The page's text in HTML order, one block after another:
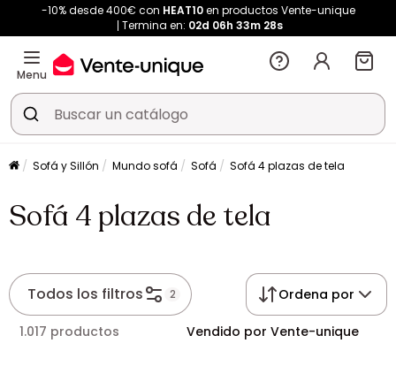
-10% desde 400€ con HEAT10en productos Vente-unique
Termina en: 02d 06h 33m 27s
Menu
Sofá y Sillón Mundo sofá Sofá Sofá 4 plazas de tela
Sofá 4 plazas de tela
Todos los filtros 2 Ordena por
1.017 productos Vendido por Vente-unique